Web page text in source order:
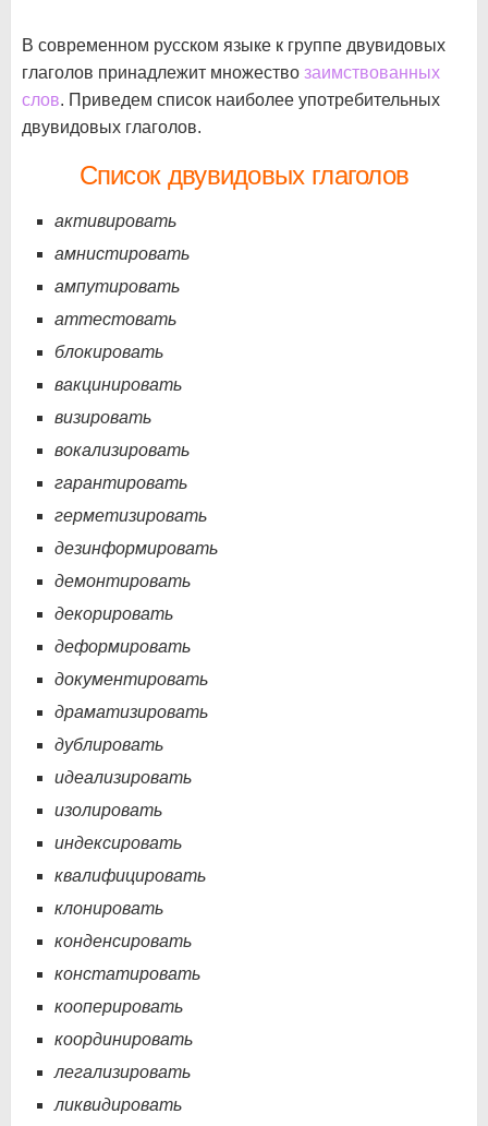
В современном русском языке к группе двувидовых
глаголов принадлежит множество заимствованных
слов. Приведем список наиболее употребительных
двувидовых глаголов.
Список двувидовых глаголов
активировать
амнистировать
ампутировать
аттестовать
блокировать
вакцинировать
визировать
вокализировать
гарантировать
герметизировать
дезинформировать
демонтировать
декорировать
деформировать
документировать
драматизировать
дублировать
идеализировать
изолировать
индексировать
квалифицировать
клонировать
конденсировать
констатировать
кооперировать
координировать
легализировать
ликвидировать